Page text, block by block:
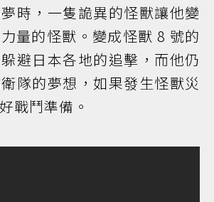
時，一隻詭異的怪獸讓他變
量的怪獸。變成怪獸 8 號的
避日本各地的追擊，而他仍
隊的夢想，如果發生怪獸災
戰鬥準備。